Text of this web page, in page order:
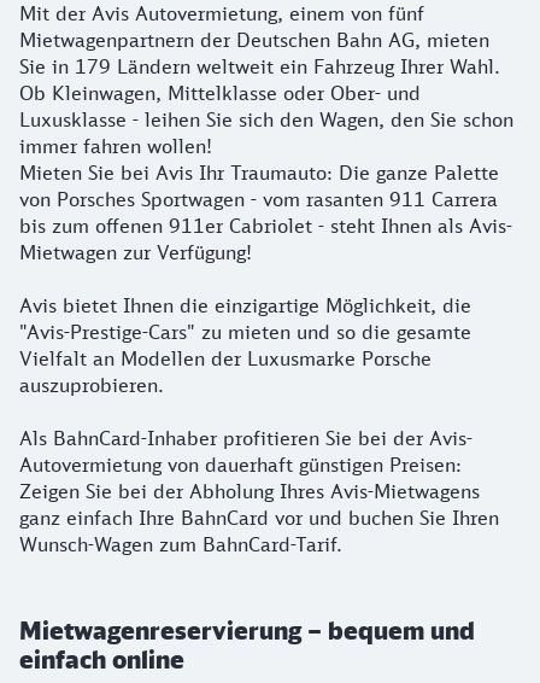
Mit der Avis Autovermietung, einem von fünf
Mietwagenpartnern der Deutschen Bahn AG, mieten
Sie in 179 Ländern weltweit ein Fahrzeug Ihrer Wahl.
Ob Kleinwagen, Mittelklasse oder Ober- und
Luxusklasse - leihen Sie sich den Wagen, den Sie schon
immer fahren wollen!
Mieten Sie bei Avis Ihr Traumauto: Die ganze Palette
von Porsches Sportwagen - vom rasanten 911 Carrera
bis zum offenen 911er Cabriolet - steht Ihnen als Avis-
Mietwagen zur Verfügung!
Avis bietet Ihnen die einzigartige Möglichkeit, die
"Avis-Prestige-Cars" zu mieten und so die gesamte
Vielfalt an Modellen der Luxusmarke Porsche
auszuprobieren.
Als BahnCard-Inhaber profitieren Sie bei der Avis-
Autovermietung von dauerhaft günstigen Preisen:
Zeigen Sie bei der Abholung Ihres Avis-Mietwagens
ganz einfach Ihre BahnCard vor und buchen Sie Ihren
Wunsch-Wagen zum BahnCard-Tarif.
Mietwagenreservierung – bequem und
einfach online